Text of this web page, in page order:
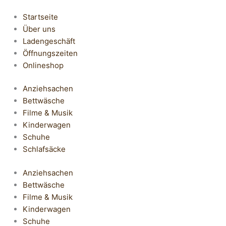
Startseite
Über uns
Ladengeschäft
Öffnungszeiten
Onlineshop
Anziehsachen
Bettwäsche
Filme & Musik
Kinderwagen
Schuhe
Schlafsäcke
Anziehsachen
Bettwäsche
Filme & Musik
Kinderwagen
Schuhe